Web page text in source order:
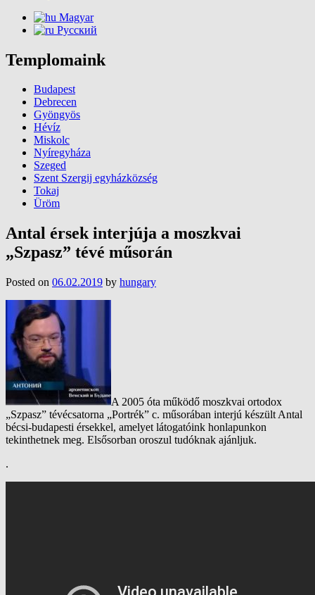
Magyar
Русский
Templomaink
Budapest
Debrecen
Gyöngyös
Hévíz
Miskolc
Nyíregyháza
Szeged
Szent Szergij egyházközség
Tokaj
Üröm
Antal érsek interjúja a moszkvai
„Szpasz” tévé műsorán
Posted on 06.02.2019 by hungary
A 2005 óta működő moszkvai ortodox
„Szpasz” tévécsatorna „Portrék” c. műsorában interjú készült Antal
bécsi-budapesti érsekkel, amelyet látogatóink honlapunkon
tekinthetnek meg. Elsősorban oroszul tudóknak ajánljuk.
.